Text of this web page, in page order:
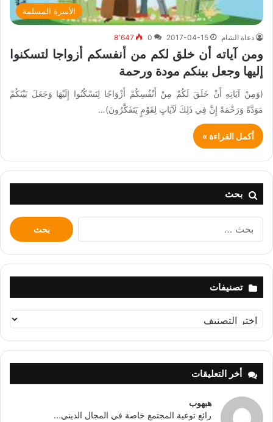
الأسرة المسلمة
دعاة الشام 2017-04-15
0 8٬647
ومن آياته أن خلق لكم من أنفسكم أزواجا لتسكنوا
إليها وجعل بينكم مودة ورحمة
(وَمِنْ آيَاتِهِ أَنْ خَلَقَ لَكُمْ مِنْ أَنْفُسِكُمْ أَزْوَاجًا لِتَسْكُنُوا إِلَيْهَا وَجَعَلَ بَيْنَكُمْ
مَوَدَّةً وَرَحْمَةً إِنَّ فِي ذَلِكَ لَآيَاتٍ لِقَوْمٍ يَتَفَكَّرُونَ)…
أكمل القراءة »
بحث
البحث
عن:
تصنيفات
تصنيفات
أخر التعليقات
هبهوب
رائع توعية المجتمع خاصة في المجال الديني...